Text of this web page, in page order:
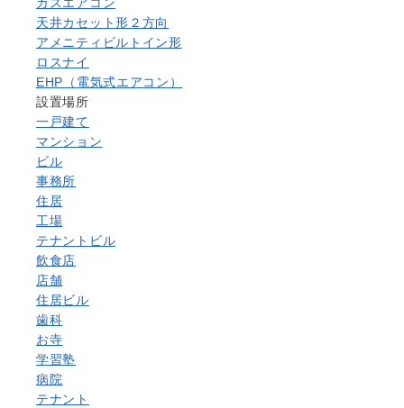
天井カセット形２方向
アメニティビルトイン形
ロスナイ
EHP（電気式エアコン）
設置場所
一戸建て
マンション
ビル
事務所
住居
工場
テナントビル
飲食店
店舗
住居ビル
歯科
お寺
学習塾
病院
テナント